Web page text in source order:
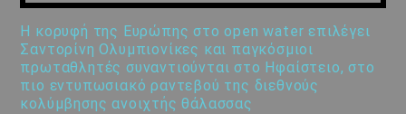
Η κορυφή της Ευρώπης στο open water επιλέγει
Σαντορίνη Ολυμπιονίκες και παγκόσμιοι
πρωταθλητές συναντιούνται στο Ηφαίστειο, στο
πιο εντυπωσιακό ραντεβού της διεθνούς
κολύμβησης ανοιχτής θάλασσας